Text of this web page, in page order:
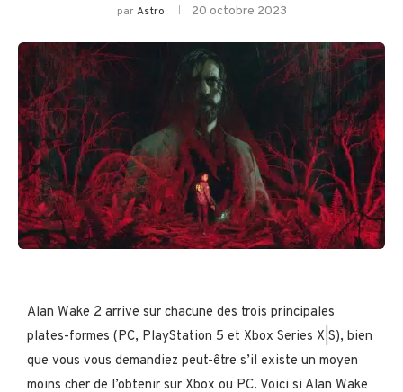
parAstro 20 octobre 2023
Alan Wake 2 arrive sur chacune des trois principales
plates-formes (PC, PlayStation 5 et Xbox Series X|S), bien
que vous vous demandiez peut-être s’il existe un moyen
moins cher de l’obtenir sur Xbox ou PC. Voici si Alan Wake